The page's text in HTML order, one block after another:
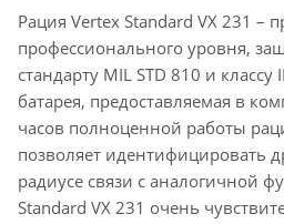
Рация Vertex Standard VX 231 –
профессионального уровня,
стандарту MIL STD 810 и
батарея, предоставляемая в
часов полноценной работы
позволяет идентифицировать
радиусе связи с аналогичной
Standard VX 231 очень